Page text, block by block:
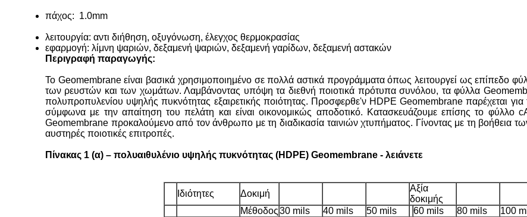
πάχος: 1.0mm
λειτουργία: αντι διήθηση, οξυγόνωση, έλεγχος θερμοκρασίας
εφαρμογή: λίμνη ψαριών, δεξαμενή ψαριών, δεξαμενή γαρίδων, δεξαμενή αστακών
Περιγραφή παραγωγής:
Το Geomembrane είναι βασικά χρησιμοποιημένο σε πολλά αστικά προγράμματα όπως λειτουργεί ως επίπεδο
των ρευστών και των χωμάτων. Λαμβάνοντας υπόψη τα διεθνή ποιοτικά πρότυπα συνόλου, τα φύλλα
πολυπροπυλενίου υψηλής πυκνότητας εξαιρετικής ποιότητας. Προσφερθε'ν HDPE Geomembrane παρέχεται για
σύμφωνα με την απαίτηση του πελάτη και είναι οικονομικώς αποδοτικό. Κατασκευάζουμε επίσης το φύλλο
Geomembrane προκαλούμενο από τον άνθρωπο με τη διαδικασία ταινιών χτυπήματος. Γίνοντας με τη βοήθεια
αυστηρές ποιοτικές επιτροπές.
Πίνακας 1 (α) – πολυαιθυλένιο υψηλής πυκνότητας (HDPE) Geomembrane - λειάνετε
Ιδιότητες Δοκιμή
Αξία
δοκιμής
Μέθοδος30 mils 40 mils 50 mils 60 mils 80 mils 100